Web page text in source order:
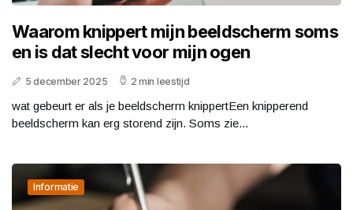
Waarom knippert mijn beeldscherm soms
en is dat slecht voor mijn ogen
5 december 2025 2 min leestijd
wat gebeurt er als je beeldscherm knippertEen knipperend
beeldscherm kan erg storend zijn. Soms zie...
Informatie